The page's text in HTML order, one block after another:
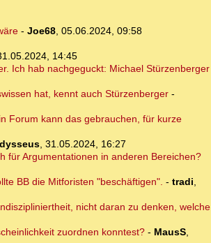
- Joe68, 05.06.2024, 09:58
14:45
Ich hab nachgeguckt: Michael Stürzenberger
hat, kennt auch Stürzenberger-
Forum kann das gebrauchen, für kurze
, 31.05.2024, 16:27
für Argumentationen in anderen Bereichen?
BB die Mitforisten "beschäftigen". - tradi,
nicht daran zu denken, welche
zuordnen konntest?- MausS,